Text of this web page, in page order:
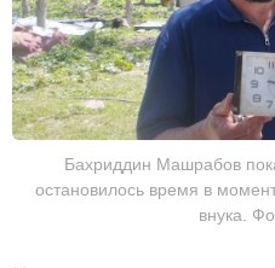
Бахриддин Машрабов
остановилось время в
внука.